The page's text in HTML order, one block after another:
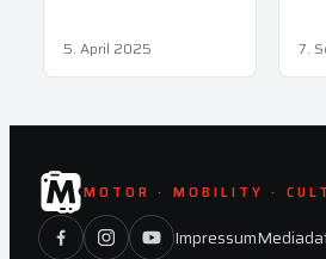
5. April 2025 7.
MOTOR · MOBILITY ·
Impressum